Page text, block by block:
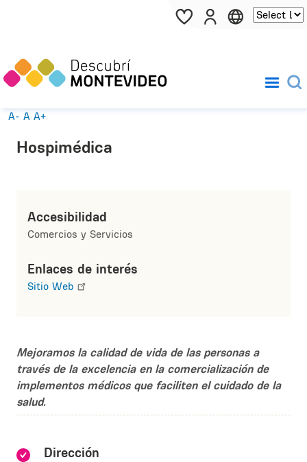
Pasar al contenido principal
A- A A+
Hospimédica
Accesibilidad
Comercios y Servicios
Enlaces de interés
Sitio Web
Mejoramos la calidad de vida de las personas a
través de la excelencia en la comercialización de
implementos médicos que faciliten el cuidado de la
salud.
Dirección